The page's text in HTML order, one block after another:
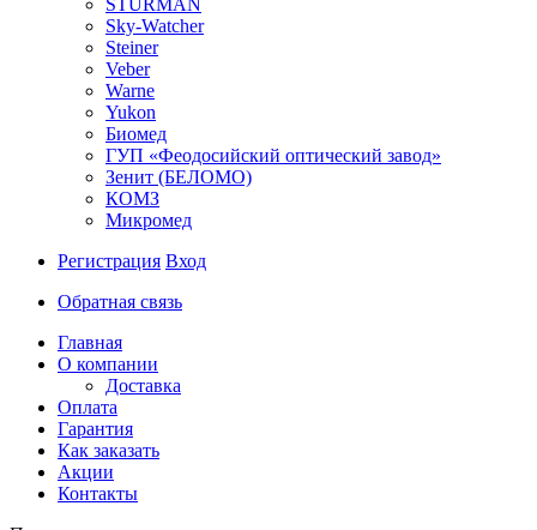
STURMAN
Sky-Watcher
Steiner
Veber
Warne
Yukon
Биомед
ГУП «Феодосийский оптический завод»
Зенит (БЕЛОМО)
КОМЗ
Микромед
Регистрация Вход
Обратная связь
Главная
О компании
Доставка
Оплата
Гарантия
Как заказать
Акции
Контакты